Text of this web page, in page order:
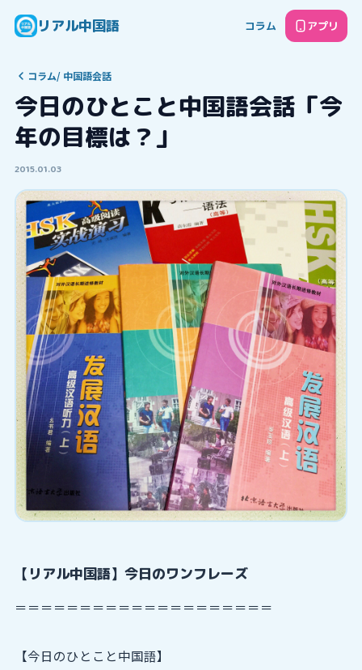
リアル中国語 コラム アプリ
コラム/ 中国語会話
今日のひとこと中国語会話「今
年の目標は？」
2015.01.03
【リアル中国語】今日のワンフレーズ
＝＝＝＝＝＝＝＝＝＝＝＝＝＝＝＝＝＝＝＝
【今日のひとこと中国語】